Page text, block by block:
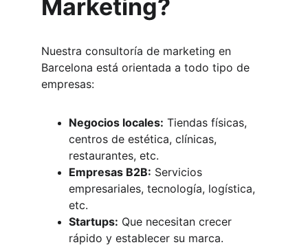
Marketing?
Nuestra consultoría de marketing en
Barcelona está orientada a todo tipo de
empresas:
Negocios locales: Tiendas físicas,
centros de estética, clínicas,
restaurantes, etc.
Empresas B2B: Servicios
empresariales, tecnología, logística,
etc.
Startups: Que necesitan crecer
rápido y establecer su marca.